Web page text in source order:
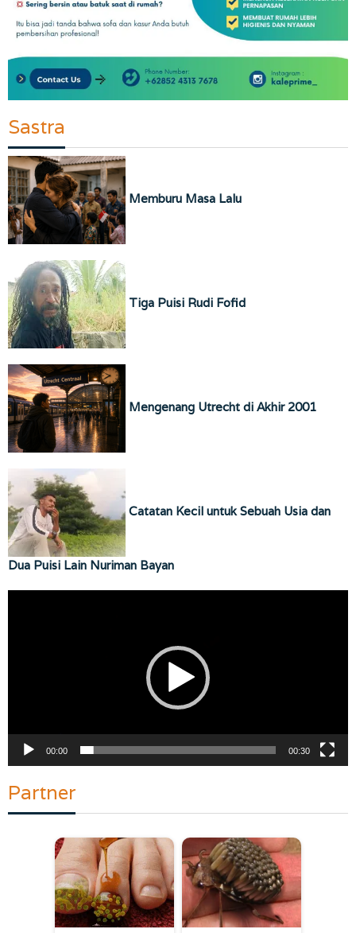
Sastra
Memburu Masa Lalu
Tiga Puisi Rudi Fofid
Mengenang Utrecht di Akhir 2001
Catatan Kecil untuk Sebuah Usia dan
Dua Puisi Lain Nuriman Bayan
00:00 00:30
Partner